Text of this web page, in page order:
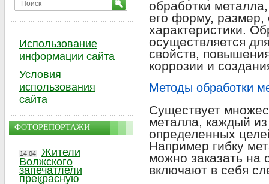
обработки
его форму, размер,
характеристики.
осуществляется
свойств,
коррозии и
Методы обработки
Существует
металла, каждый
определенных
Например гибку
можно заказать на
включают в себя
Использование
информации сайта
Условия
использования
сайта
ФОТОРЕПОРТАЖИ
14.04
Жители
Волжского
запечатлели
прекрасную